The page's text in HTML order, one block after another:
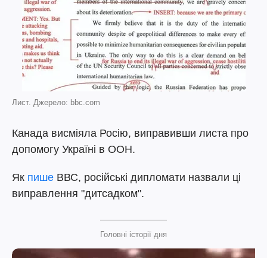
Лист. Джерело: bbc.com
Канада висміяла Росію, виправивши листа про
допомогу Україні в ООН.
Як пише ВВС, російські дипломати назвали ці
виправлення "дитсадком".
Головні історії дня